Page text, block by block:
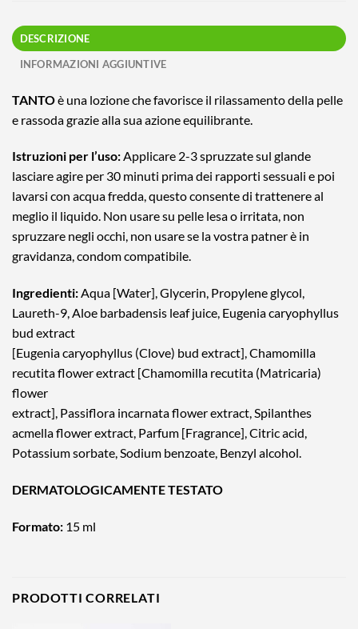
DESCRIZIONE
INFORMAZIONI AGGIUNTIVE
TANTOè una lozione che favorisce il rilassamento della pelle
e rassoda grazie alla sua azione equilibrante.
Istruzioni per l’uso:Applicare 2-3 spruzzate sul glande
lasciare agire per 30 minuti prima dei rapporti sessuali e poi
lavarsi con acqua fredda, questo consente di trattenere al
meglio il liquido. Non usare su pelle lesa o irritata, non
spruzzare negli occhi, non usare se la vostra patner è in
gravidanza, condom compatibile.
Ingredienti:Aqua [Water], Glycerin, Propylene glycol,
Laureth-9, Aloe barbadensis leaf juice, Eugenia caryophyllus
bud extract
[Eugenia caryophyllus (Clove) bud extract], Chamomilla
recutita flower extract [Chamomilla recutita (Matricaria)
flower
extract], Passiflora incarnata flower extract, Spilanthes
acmella flower extract, Parfum [Fragrance], Citric acid,
Potassium sorbate, Sodium benzoate, Benzyl alcohol.
DERMATOLOGICAMENTE TESTATO
Formato: 15 ml
PRODOTTI CORRELATI